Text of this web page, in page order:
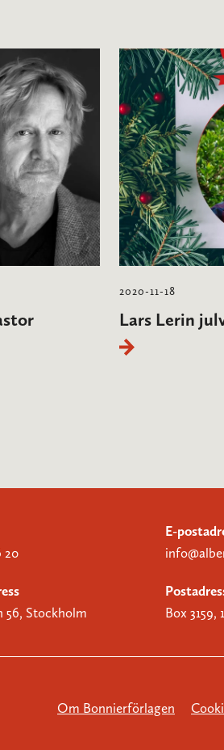
2020-11-18
Lars Lerin
20
E-
56, Stockholm
Box 3159,
Om Bonnierförlagen